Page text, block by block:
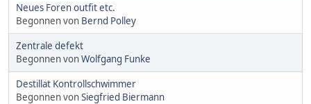
Neues Foren outfit etc.
Begonnen von Bernd Polley
Zentrale defekt
Begonnen vonWolfgang Funke
Destillat Kontrollschwimmer
Begonnen vonSiegfried Biermann